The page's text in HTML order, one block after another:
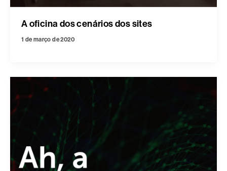
A oficina dos cenários dos sites
1 de março de 2020